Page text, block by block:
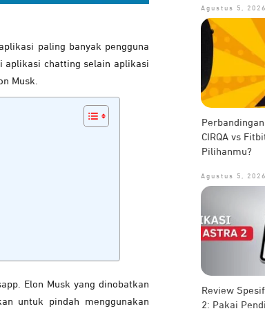
paling banyak pengguna
aplikasi chatting selain aplikasi
Musk.
Elon Musk yang dinobatkan
untuk pindah menggunakan
Agustus 5, 2026
CIRQA vs
Pilihanmu?
Agustus 5, 2026
Review
2: Pakai